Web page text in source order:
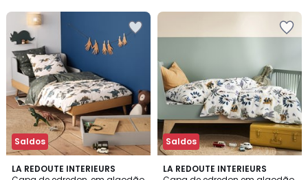
Saldos
LA REDOUTE INTERIEURS
4,3
Saldos
LA REDOUTE INTERIEURS
4,7